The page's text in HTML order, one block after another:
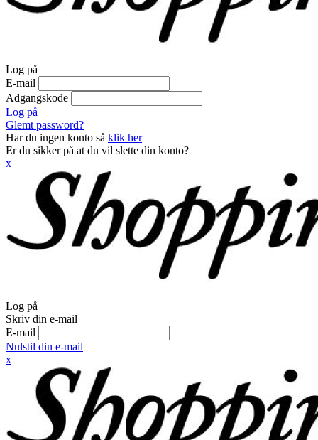
Log på
E-mail
Adgangskode
Log på
Glemt password?
Har du ingen konto så klik her
Er du sikker på at du vil slette din konto?
x
Log på
Skriv din e-mail
E-mail
Nulstil din e-mail
x